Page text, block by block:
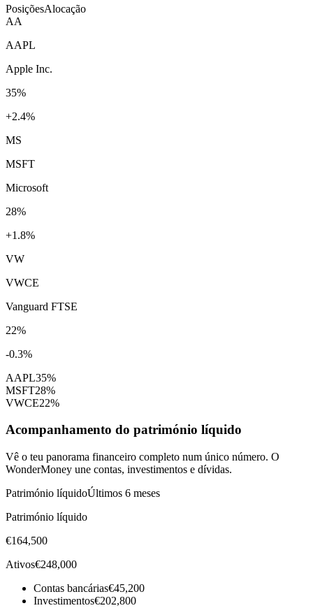
PosiçõesAlocação
AA
AAPL
Apple Inc.
35%
+2.4%
MS
MSFT
Microsoft
28%
+1.8%
VW
VWCE
Vanguard FTSE
22%
-0.3%
AAPL35%
MSFT28%
VWCE22%
Acompanhamento do património líquido
Vê o teu panorama financeiro completo num único número. O
WonderMoney une contas, investimentos e dívidas.
Património líquidoÚltimos 6 meses
Património líquido
€164,500
Ativos€248,000
Contas bancárias€45,200
Investimentos€202,800